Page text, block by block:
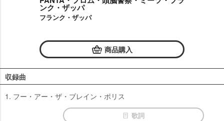
ンク・ザッパ
フランク・ザッパ
商品購入
収録曲
1. フー・アー・ザ・ブレイン・ポリス
歌詞